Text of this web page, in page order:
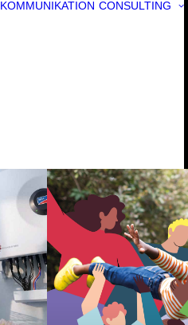
KOMMUNIKATION CONSULTING